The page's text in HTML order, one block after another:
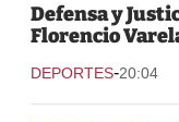
Defensa y
Florencio
DEPORTES-20:04